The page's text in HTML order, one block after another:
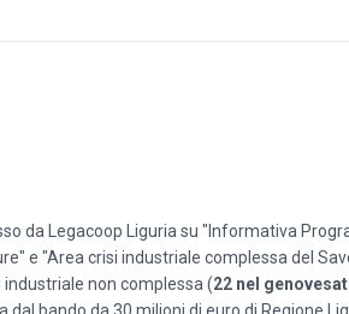
da Legacoop Liguria su "Informativa
e "Area crisi industriale complessa del
industriale non complessa (22 nel